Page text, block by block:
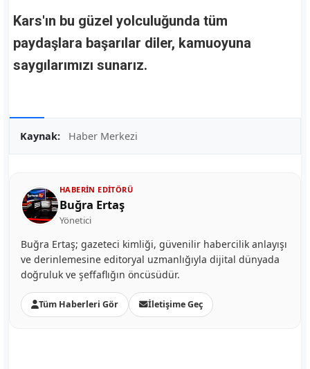
Kars'ın bu güzel yolculuğunda tüm
paydaşlara başarılar diler, kamuoyuna
saygılarımızı sunarız.
Kaynak: Haber Merkezi
HABERIN EDITÖRÜ
Buğra Ertaş
Yönetici
Buğra Ertaş; gazeteci kimliği, güvenilir habercilik anlayışı
ve derinlemesine editoryal uzmanlığıyla dijital dünyada
doğruluk ve şeffaflığın öncüsüdür.
Tüm Haberleri Gör İletişime Geç